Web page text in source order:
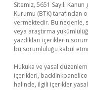
Sitemiz, 5651 Sayılı
Kurumu (BTK) tarafından
vermektedir. Bu nedenle,
veya araştırma
yazdıkları içeriklerin
bu sorumluluğu kabul
Hukuka ve yasal
içerikleri,
halinde, ilgili içerikler